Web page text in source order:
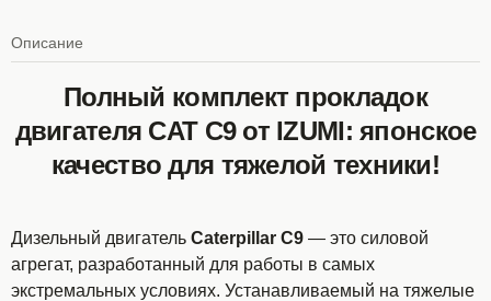
Описание
Полный комплект прокладок
двигателя CAT C9 от IZUMI: японское
качество для тяжелой техники!
Дизельный двигатель Caterpillar C9 — это силовой
агрегат, разработанный для работы в самых
экстремальных условиях. Устанавливаемый на тяжелые